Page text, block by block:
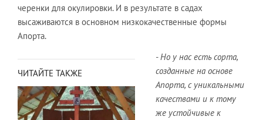
черенки для окулировки. И в результате в садах
высаживаются в основном низкокачественные формы
Апорта.
ЧИТАЙТЕ ТАКЖЕ
- Но у нас есть сорта,
созданные на основе
Апорта, с уникальными
качествами и к тому
же устойчивые к